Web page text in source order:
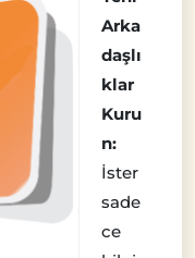
Arka
daşlı
klar
Kuru
n:
İster
sade
ce